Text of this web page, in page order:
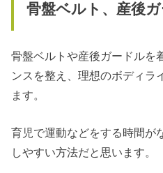
骨盤ベルト、産後
骨盤ベルトや産後ガードルを
ンスを整え、理想のボディラ
ます。
育児で運動などをする時間が
しやすい方法だと思います。